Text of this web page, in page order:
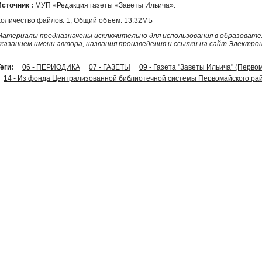
: МУП «Редакция газеты «Заветы Ильича».
файлов: 1; Общий объем: 13.32МБ
предназначены исключительно для использования в
имени автора, названия произведения и ссылки на сайт
06 - ПЕРИОДИКА 07 - ГАЗЕТЫ
09 - Газета "Заветы Ильича"
14 - Из фонда Централизованной библиотечной системы Первомайского